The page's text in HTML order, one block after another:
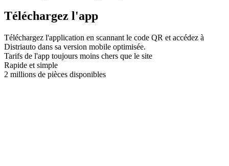
Téléchargez l'app
Téléchargez l'application en scannant le code QR et accédez à
Distriauto dans sa version mobile optimisée.
Tarifs de l'app toujours moins chers que le site
Rapide et simple
2 millions de pièces disponibles